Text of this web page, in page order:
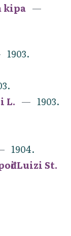
kipa
1903.
L.
1903.
1904.
Luizi St.